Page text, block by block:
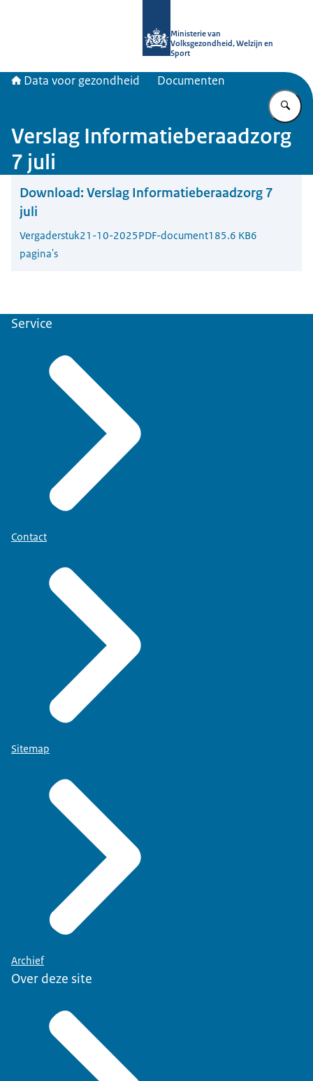
Ministerie van
Volksgezondheid, Welzijn en
Sport
Data voor gezondheid Documenten
Verslag Informatieberaadzorg
7 juli
Download: Verslag Informatieberaadzorg 7
juli
Vergaderstuk21-10-2025PDF-document185.6 KB6
pagina's
Service
Contact
Sitemap
Archief
Over deze site